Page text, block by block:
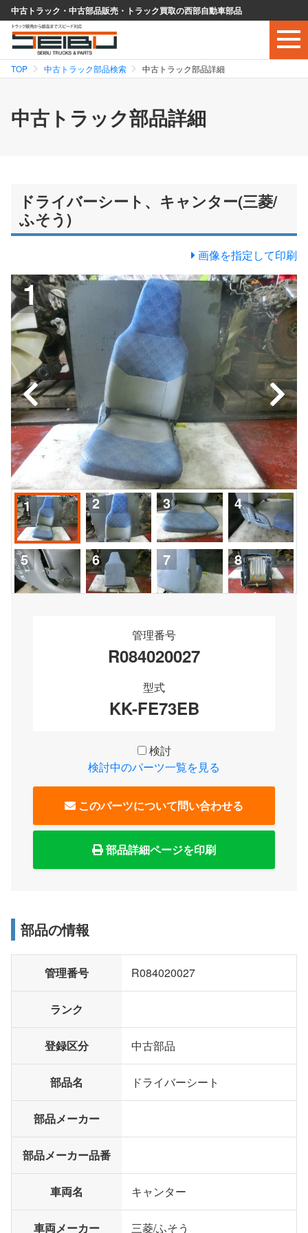
中古トラック・中古部品販売・トラック買取の西部自動車部品
TOP 中古トラック部品検索 中古トラック部品詳細
中古トラック部品詳細
ドライバーシート、キャンター(三菱/
ふそう)
画像を指定して印刷
1
1 2 3 4
5 6 7 8
管理番号
R084020027
型式
KK-FE73EB
検討
検討中のパーツ一覧を見る
このパーツについて問い合わせる
部品詳細ページを印刷
部品の情報
管理番号 R084020027
ランク
登録区分 中古部品
部品名 ドライバーシート
部品メーカー
部品メーカー品番
車両名 キャンター
車両メーカー 三菱/ふそう